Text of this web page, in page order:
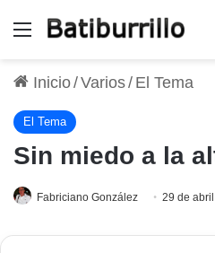
Menú
Inicio/Varios/ El Tema
El Tema
Sin miedo a la
Fabriciano González 29 de